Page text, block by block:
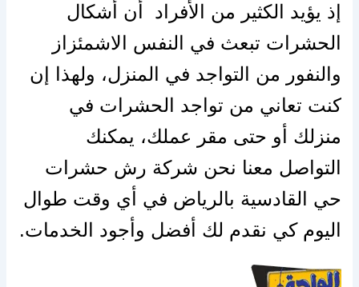
إذ يؤيد الكثير من الأفراد أن أشكال
الحشرات تبعث في النفس الاشمئزاز
والنفور من التواجد في المنزل، ولهذا إن
كنت تعاني من تواجد الحشرات في
منزلك أو حتى مقر عملك، يمكنك
التواصل معنا نحن شركة رش حشرات
حي القادسية بالرياض في أي وقت طوال
اليوم كي نقدم لك أفضل وأجود الخدمات.